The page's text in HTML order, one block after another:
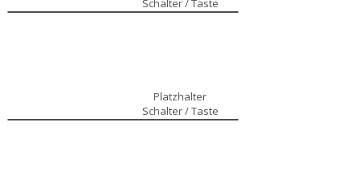
Schalter / Taste
Platzhalter
Schalter / Taste